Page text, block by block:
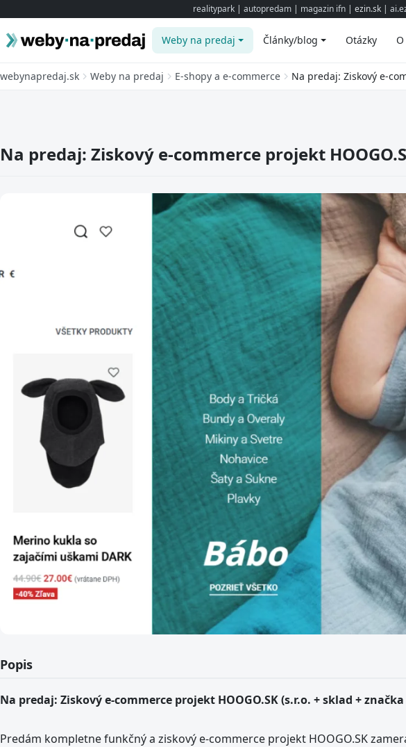
realitypark | autopredam | magazin ifn | ezin.sk |
Weby na predaj Články/blog Otázky
webynapredaj.sk Weby na predaj E-shopy a e-commerce Na predaj: Ziskový e-
Na predaj: Ziskový e-commerce projekt
Popis
Na predaj: Ziskový e-commerce projekt HOOGO.SK (s.r.o. + sklad +
Predám kompletne funkčný a ziskový e-commerce projekt HOOGO.SK